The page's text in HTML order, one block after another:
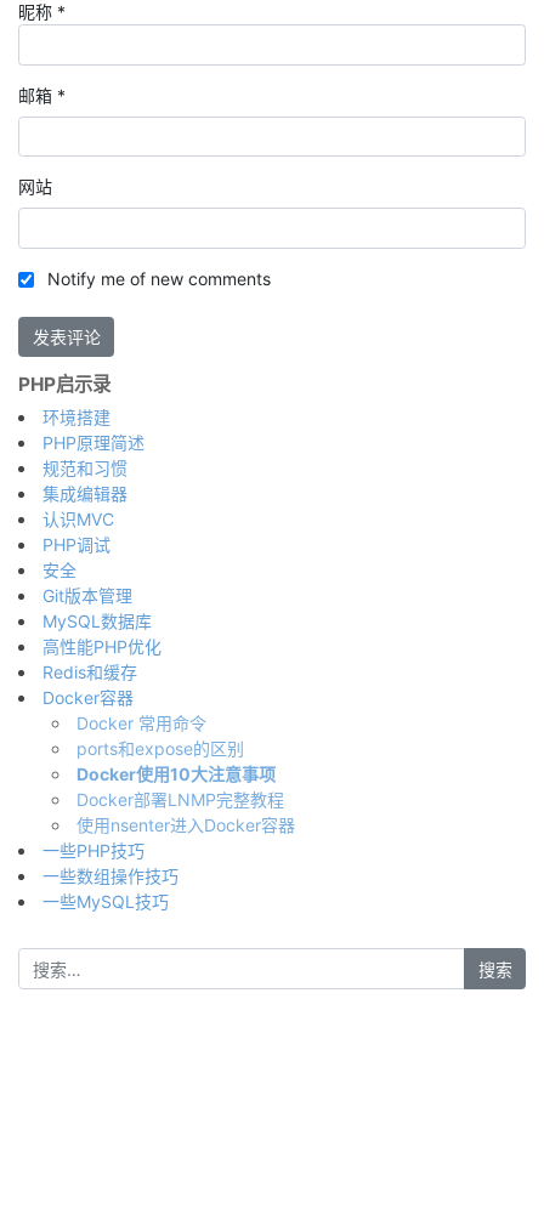
昵称 *
邮箱 *
网站
Notify me of new comments
PHP启示录
环境搭建
PHP原理简述
规范和习惯
集成编辑器
认识MVC
PHP调试
安全
Git版本管理
MySQL数据库
高性能PHP优化
Redis和缓存
Docker容器
Docker 常用命令
ports和expose的区别
Docker使用10大注意事项
Docker部署LNMP完整教程
使用nsenter进入Docker容器
一些PHP技巧
一些数组操作技巧
一些MySQL技巧